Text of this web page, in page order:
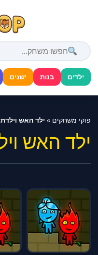
ילדים בנות ישנים
פוקי משחקים » ילד האש
ילד האש